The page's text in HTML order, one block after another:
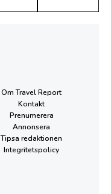
Om Travel Report
Kontakt
Prenumerera
Annonsera
Tipsa redaktionen
Integritetspolicy